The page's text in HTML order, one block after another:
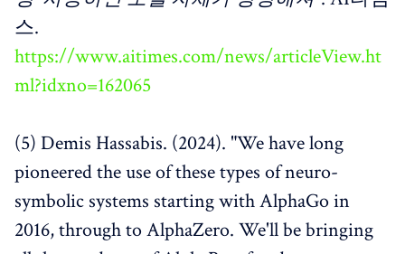
스.
https://www.aitimes.com/news/articleView.ht
ml?idxno=162065
(5) Demis Hassabis. (2024). "We have long
pioneered the use of these types of neuro-
symbolic systems starting with AlphaGo in
2016, through to AlphaZero. We'll be bringing